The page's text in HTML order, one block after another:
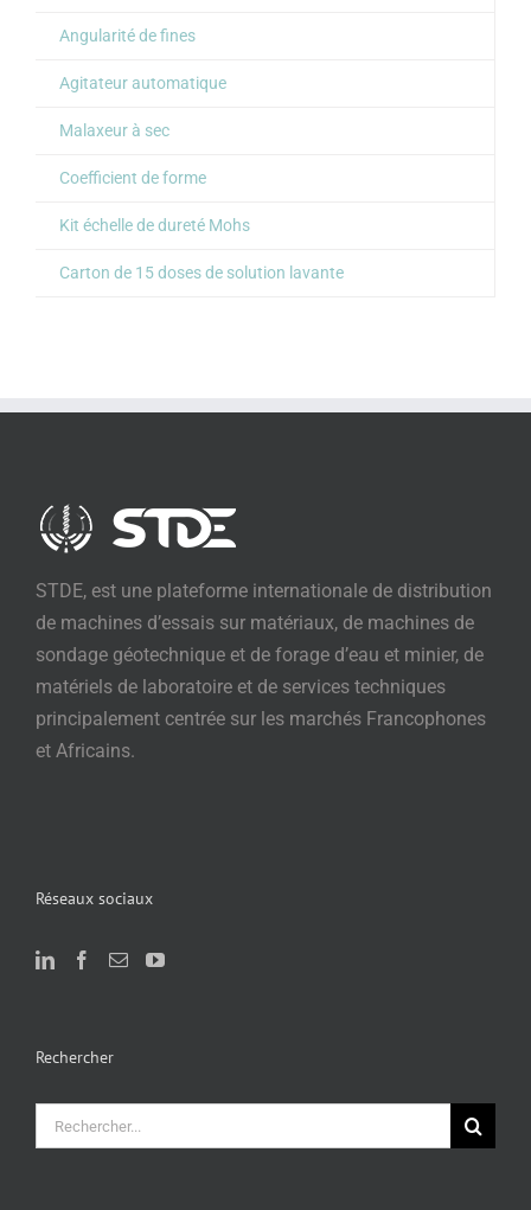
Angularité de fines
Agitateur automatique
Malaxeur à sec
Coefficient de forme
Kit échelle de dureté Mohs
Carton de 15 doses de solution lavante
STDE, est une plateforme internationale de distribution
de machines d’essais sur matériaux, de machines de
sondage géotechnique et de forage d’eau et minier, de
matériels de laboratoire et de services techniques
principalement centrée sur les marchés Francophones
et Africains.
Réseaux sociaux
Rechercher
Rechercher: